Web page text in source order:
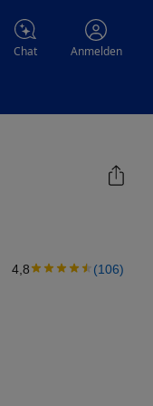
Chat Anmelden
4,8 (106)